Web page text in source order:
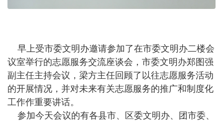
早上受市委文明办邀请参加了在市委文明办二楼会
议室举行的志愿服务交流座谈会，市委文明办郑图强
副主任主持会议，梁方主任回顾了以往志愿服务活动
的开展情况，并对未来有关志愿服务的推广和制度化
工作作重要讲话。
参加今天会议的有各县市、区委文明办、团市委、